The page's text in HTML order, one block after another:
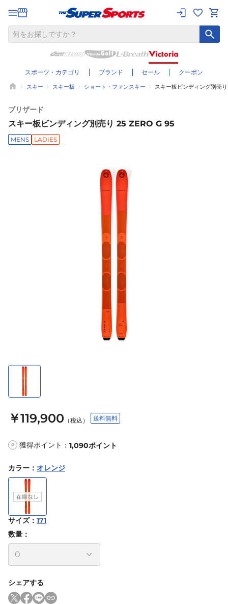
スポーツ・カテゴリ ブランド セール クーポン
スキー スキー板 ショート・ファンスキー スキー板ビンディング別売
ブリザード
スキー板ビンディング別売り 25 ZERO G 95
MENS LADIES
￥119,900 （税込） 送料無料
P 獲得ポイント： 1,090ポイント
カラー ： オレンジ
サイズ： 171
数量：
シェアする